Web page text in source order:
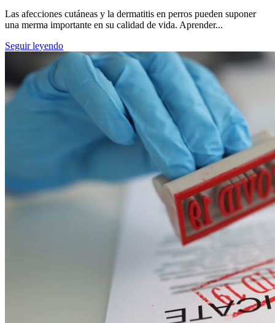
Las afecciones cutáneas y la dermatitis en perros pueden suponer
una merma importante en su calidad de vida. Aprender...
Seguir leyendo